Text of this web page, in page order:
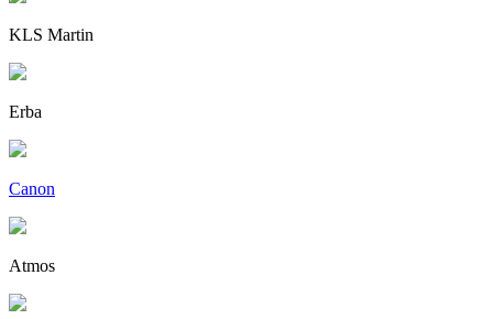
KLS Martin
Erba
Canon
Atmos